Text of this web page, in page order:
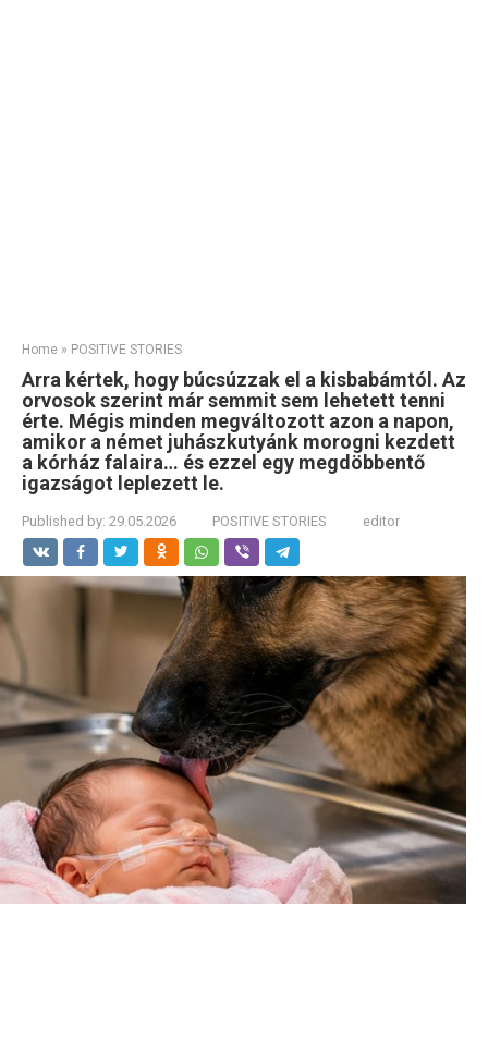
Home » POSITIVE STORIES
Arra kértek, hogy búcsúzzak el a kisbabámtól. Az
orvosok szerint már semmit sem lehetett tenni
érte. Mégis minden megváltozott azon a napon,
amikor a német juhászkutyánk morogni kezdett
a kórház falaira… és ezzel egy megdöbbentő
igazságot leplezett le.
Published by: 29.05.2026 POSITIVE STORIES editor